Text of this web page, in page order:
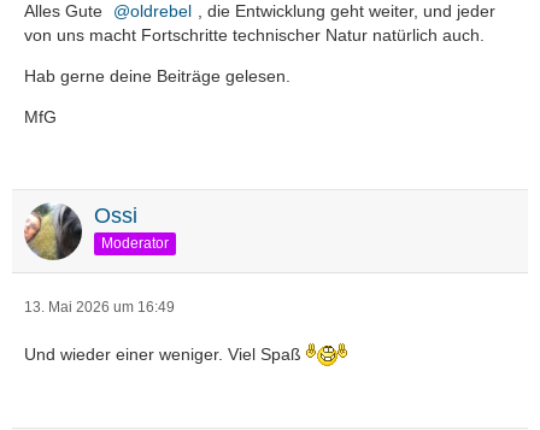
Alles Gute oldrebel
, die Entwicklung geht weiter, und jeder
von uns macht Fortschritte technischer Natur natürlich auch.
Hab gerne deine Beiträge gelesen.
MfG
Ossi
Moderator
13. Mai 2026 um 16:49
Und wieder einer weniger. Viel Spaß